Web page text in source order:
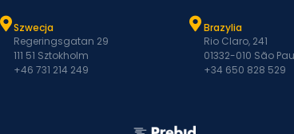
Szwecja
Regeringsgatan 29
111 51 Sztokholm
+46 731 214 249
Brazylia
Rio Claro, 241
01332-010 São
+34 650 828 529